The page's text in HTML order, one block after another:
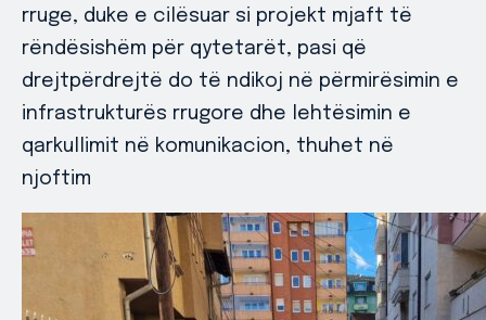
rruge, duke e cilësuar si projekt mjaft të
rëndësishëm për qytetarët, pasi që
drejtpërdrejtë do të ndikoj në përmirësimin e
infrastrukturës rrugore dhe lehtësimin e
qarkullimit në komunikacion, thuhet në
njoftim